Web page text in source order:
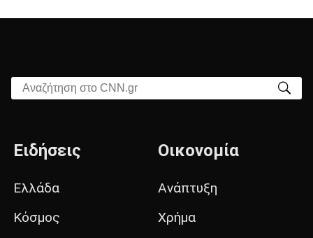
Αναζήτηση στο CNN.gr
Ειδήσεις
Ελλάδα
Κόσμος
Οικονομία
Ανάπτυξη
Χρήμα